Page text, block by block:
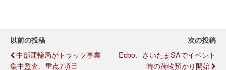
以前の投稿
中部運輸局がトラック事業
集中監査、重点7項目
次の投稿
Ecbo、さいたまSAでイベント
時の荷物預かり開始